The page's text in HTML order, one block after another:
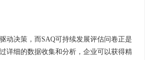
动决策，而SAQ可持续发展评估问卷正是
详细的数据收集和分析，企业可以获得精